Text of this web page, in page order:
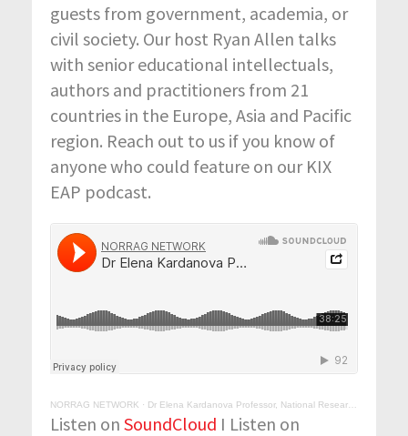
guests from government, academia, or
civil society. Our host Ryan Allen talks
with senior educational intellectuals,
authors and practitioners from 21
countries in the Europe, Asia and Pacific
region. Reach out to us if you know of
anyone who could feature on our KIX
EAP podcast.
NORRAG NETWORK · Dr Elena Kardanova Professor, National Research University Higher School of Economics (HSE)
Listen on SoundCloud I Listen on